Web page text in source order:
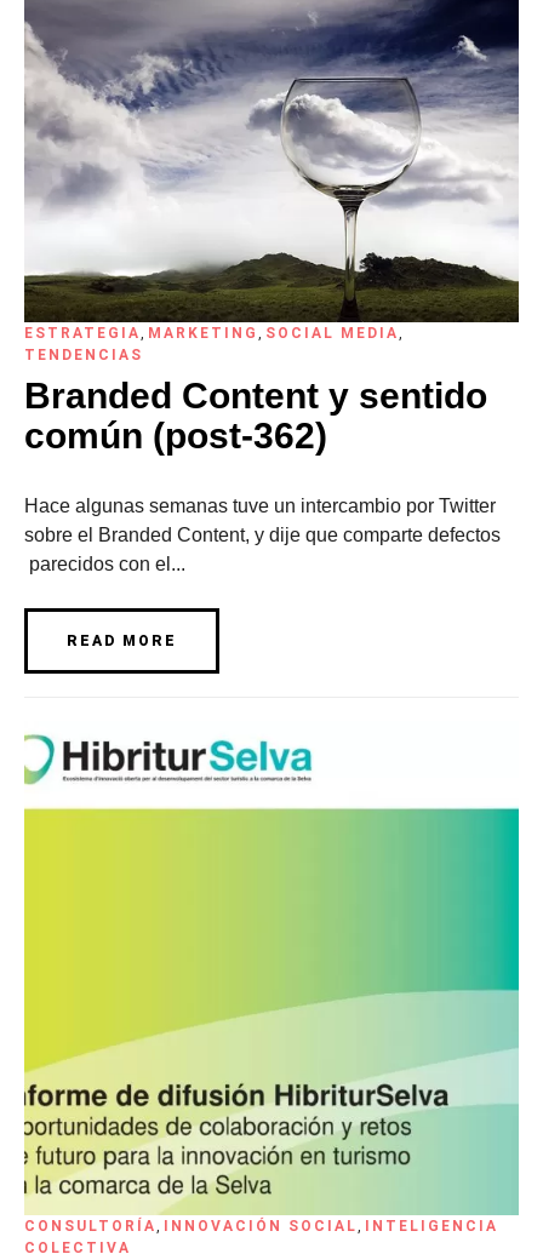
ESTRATEGIA, MARKETING , SOCIAL MEDIA,
TENDENCIAS
Branded Content y sentido
común (post-362)
Hace algunas semanas tuve un intercambio por Twitter
sobre el Branded Content, y dije que comparte defectos
parecidos con el...
READ MORE
CONSULTORÍA, INNOVACIÓN SOCIAL,
INTELIGENCIA
COLECTIVA